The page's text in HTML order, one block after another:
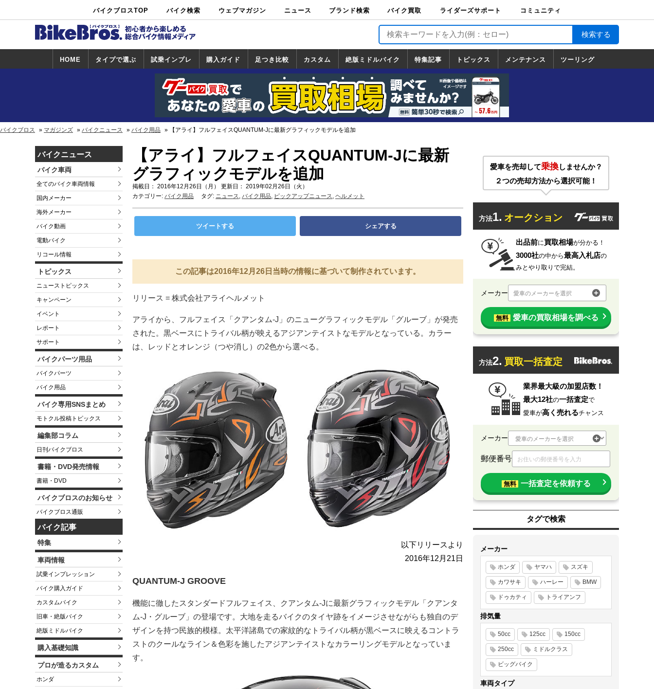
バイクブロスTOP バイク検索
中古バイ
ク・新車検
カタログ検
索
ショップ検
索
ウェブマガジン ニュース ブランド検索 バイク買取
バイク買取
ライダーズサポート
ライダーズサポート
TOP
バイク輸送
バイクガレージライ
フ
バイク車両保険
ロードサービス
バイク試乗
コミュニティ
HOME タイプで選ぶ 試乗インプレ
試乗インプレ
一覧
ホンダ
ヤマハ
スズキ
カワサキ
ハーレー
BMW
トライアンフ
ドゥカティ
購入ガイド
一覧
足つき比較 カスタム
カスタム
一覧
ホンダ
ヤマハ
スズキ
カワサキ
絶版ミドルバイク
絶版ミドルバイク
一覧
ホンダ
ヤマハ
スズキ
カワサキ
特集記事 トピックス
トピックス
一覧
ホンダ
ヤマハ
スズキ
カワサキ
ハーレーダ
ビッドソン
BMW
ドゥカティ
トライアン
フ
メンテナンス ツーリング
道の駅調査隊
ツーリング情報局
日本の道50選
国道めぐり
林道ツーリング
バイクブロス マガジンズ バイクニュース バイク用品 【アライ】フルフェイスQUANTUM-Jに最新グラフィックモデルを追加
バイクニュース
バイク車両
全てのバイク車両情報
国内メーカー
海外メーカー
バイク動画
電動バイク
リコール情報
トピックス
ニューストピックス
キャンペーン
イベント
レポート
サポート
バイクパーツ用品
バイクパーツ
バイク用品
バイク専用SNSまとめ
モトクル投稿トピックス
編集部コラム
日刊バイクブロス
書籍・DVD発売情報
書籍・DVD
バイクブロスのお知らせ
バイクブロス通販
バイク記事
特集
車両情報
試乗インプレッション
バイク購入ガイド
カスタムバイク
旧車・絶版バイク
絶版ミドルバイク
購入基礎知識
プロが造るカスタム
ホンダ
【アライ】フルフェイスQUANTUM-Jに最新
グラフィックモデルを追加
掲載日： 2016年12月26日（月） 更新日： 2019年02月26日（火）
カテゴリー: バイク用品 タグ: ニュース, バイク用品, ピックアップニュース, ヘルメット
ツイートする シェアする
この記事は2016年12月26日当時の情報に基づいて制作されています。
リリース = 株式会社アライヘルメット
アライから、フルフェイス「クアンタム-J」のニューグラフィックモデル「グルーブ」が発売
された。黒ベースにトライバル柄が映えるアジアンテイストなモデルとなっている。カラー
は、レッドとオレンジ（つや消し）の2色から選べる。
以下リリースより
2016年12月21日
QUANTUM-J GROOVE
機能に徹したスタンダードフルフェイス、クアンタム-Jに最新グラフィックモデル「クアンタ
ム-J・グルーブ」の登場です。大地を走るバイクのタイヤ跡をイメージさせながらも独自のデ
ザインを持つ民族的模様。太平洋諸島での家紋的なトライバル柄が黒ベースに映えるコントラ
ストのクールなライン＆色彩を施したアジアンテイストなカラーリングモデルとなっていま
す。
愛車を売却して乗換しませんか？
２つの売却方法から選択可能！
方法1. オークション
出品前に買取相場が分かる！
3000社の中から最高入札店の
みとやり取りで完結。
メーカー 愛車のメーカーを選択
無料 愛車の買取相場を調べる
方法2. 買取一括査定
業界最大級の加盟店数！
最大12社の一括査定で
愛車が高く売れるチャンス
メーカー
郵便番号
無料 一括査定を依頼する
タグで検索
メーカー
ホンダ ヤマハ スズキ
カワサキ ハーレー BMW
ドゥカティ トライアンフ
排気量
50cc 125cc 150cc
250cc ミドルクラス
ビッグバイク
車両タイプ